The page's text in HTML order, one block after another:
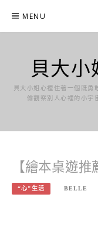
content
MENU
貝大
貝大小姐心裡住著一個既勇
偷觀察別人心裡的小宇
【繪本桌遊
“心"生活 BELLE